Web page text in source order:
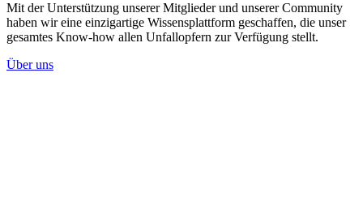
Mit der Unterstützung unserer Mitglieder und unserer Community
haben wir eine einzigartige Wissensplattform geschaffen, die unser
gesamtes Know-how allen Unfallopfern zur Verfügung stellt.
Über uns